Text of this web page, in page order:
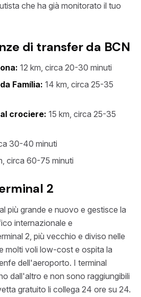
che ha già monitorato il tuo
di transfer da BCN
12 km, circa 20-30 minuti
Família: 14 km, circa 25-35
crociere: 15 km, circa 25-35
30-40 minuti
circa 60-75 minuti
2
più grande e nuovo e gestisce la
internazionale e
2, più vecchio e diviso nelle
molti voli low-cost e ospita la
dell'aeroporto. I terminal
dall'altro e non sono raggiungibili
gratuito li collega 24 ore su 24.